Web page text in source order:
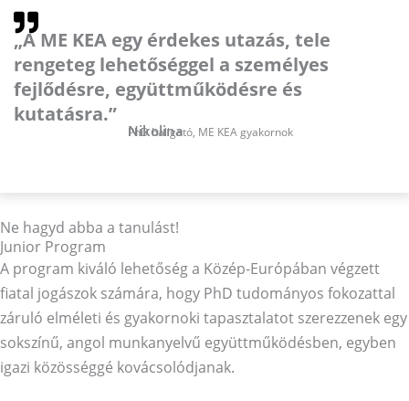
„A ME KEA egy érdekes utazás, tele
rengeteg lehetőséggel a személyes
fejlődésre, együttműködésre és
kutatásra.”
Nikolina
PhD hallgató, ME KEA gyakornok
Ne hagyd abba a tanulást!
Junior Program
A program kiváló lehetőség a Közép-Európában végzett
fiatal jogászok számára, hogy PhD tudományos fokozattal
záruló elméleti és gyakornoki tapasztalatot szerezzenek egy
sokszínű, angol munkanyelvű együttműködésben, egyben
igazi közösséggé kovácsolódjanak.